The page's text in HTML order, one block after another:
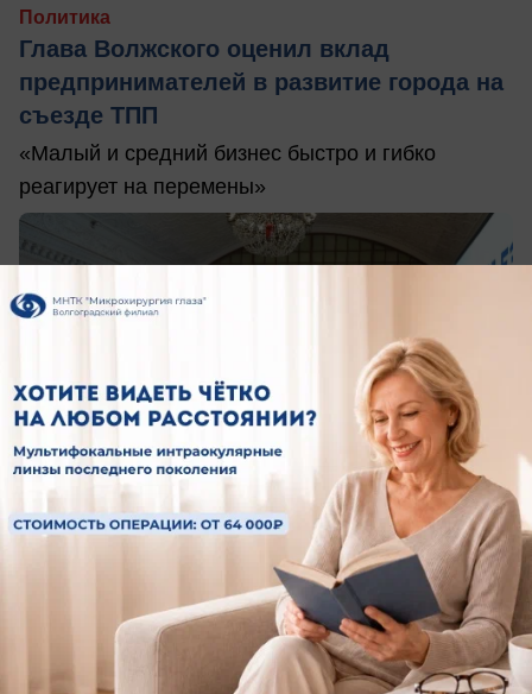
Политика
Глава Волжского оценил вклад
предпринимателей в развитие города на
съезде ТПП
«Малый и средний бизнес быстро и гибко
реагирует на перемены»
0